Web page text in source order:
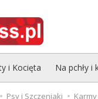
i Kocięta Na pchły i
Psy i Szczeniaki